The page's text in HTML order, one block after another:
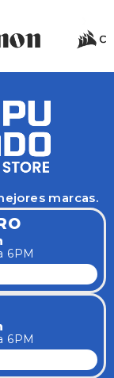
marcas.
6PM
6PM